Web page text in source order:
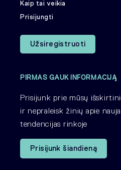
Kaip tai veikia
Prisijungti
Užsiregistruoti
PIRMAS GAUK INFORMACIJĄ
Prisijunk prie mūsų
ir nepraleisk žinių apie
tendencijas rinkoje
Prisijunk šiandieną